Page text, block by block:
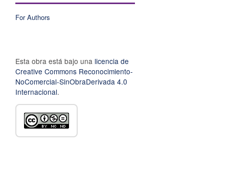
For Authors
Esta obra está bajo una licencia de
Creative Commons Reconocimiento-
NoComercial-SinObraDerivada 4.0
Internacional.